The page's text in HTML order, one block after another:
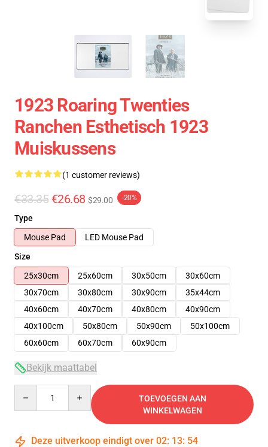
1923 Roaring Twenties
Ranchen Esthetisch 1923
Muiskussens
(1 customer reviews)
€33.35 €26.68 $29.00 -20%
Type
Mouse Pad
LED Mouse Pad
Size
25x30cm
25x60cm 30x50cm
30x60cm
30x70cm
30x80cm 30x90cm
35x44cm
40x60cm
40x70cm 40x80cm
40x90cm
40x100cm
50x80cm 50x90cm
50x100cm
60x60cm
60x70cm 60x90cm
Bekijk maattabel
TOEVOEGEN AAN
WINKELWAGEN
Deze uitverkoop eindigt over 02: 13: 53